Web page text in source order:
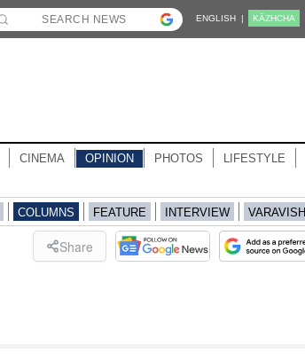
ENGLISH | KĀZHCHA
CINEMA OPINION PHOTOS LIFESTYLE
COLUMNS FEATURE INTERVIEW
Share